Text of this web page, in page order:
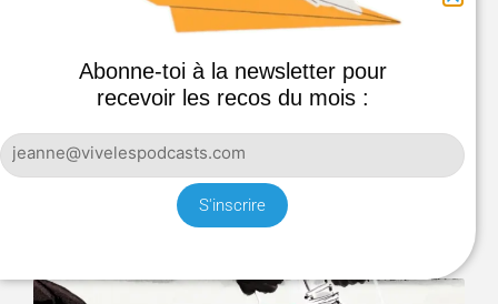
ESPIONS, UNE HISTOIRE VRAIE
Guerre mondiale à aujourd’hui, en passant par la
Guerre froide et le combat contre Daesh.
Abonne-toi à la newsletter pour
recevoir les recos du mois :
S'inscrire